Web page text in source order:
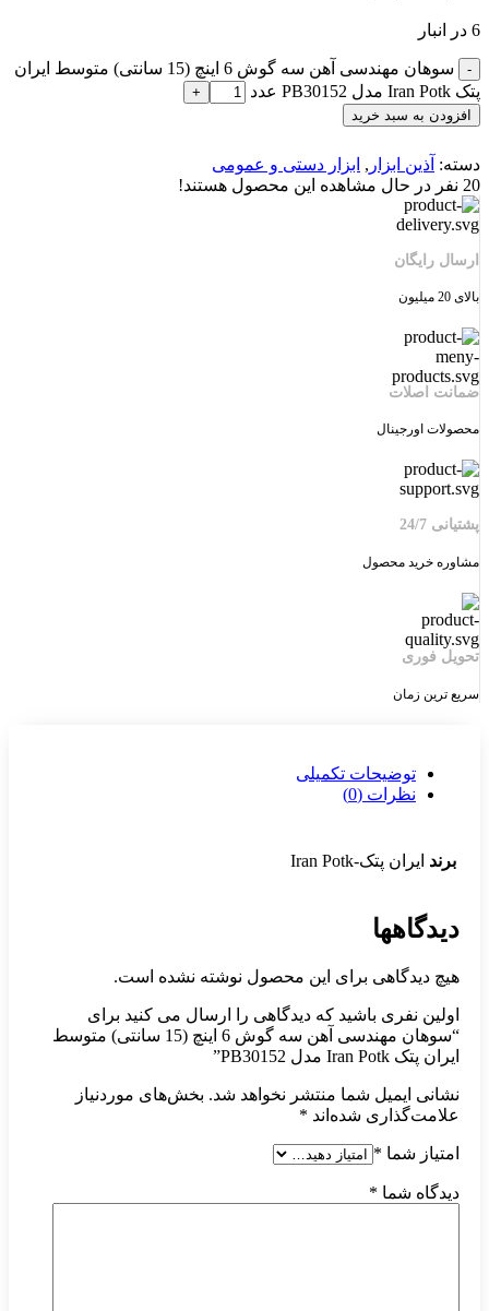
6 در انبار
سوهان مهندسی آهن سه گوش 6 اینچ (15 سانتی) متوسط ایران
پتک Iran Potk مدل PB30152 عدد
افزودن به سبد خرید
دسته: آذین ابزار , ابزار دستی و عمومی
20 نفر در حال مشاهده این محصول هستند!
ارسال رایگان
بالای 20 میلیون
ضمانت اصلات
محصولات اورجینال
پشتیانی 24/7
مشاوره خرید محصول
تحویل فوری
سریع ترین زمان
توضیحات تکمیلی
نظرات (0)
برند ایران پتک-Iran Potk
دیدگاهها
هیچ دیدگاهی برای این محصول نوشته نشده است.
اولین نفری باشید که دیدگاهی را ارسال می کنید برای
“سوهان مهندسی آهن سه گوش 6 اینچ (15 سانتی) متوسط
ایران پتک Iran Potk مدل PB30152”
نشانی ایمیل شما منتشر نخواهد شد. بخش‌های موردنیاز
علامت‌گذاری شده‌اند *
امتیاز شما *
دیدگاه شما *